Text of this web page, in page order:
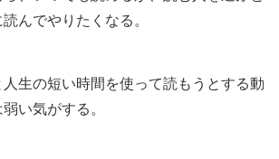
んでやりたくなる。
生の短い時間を使って読もうとする動
い気がする。